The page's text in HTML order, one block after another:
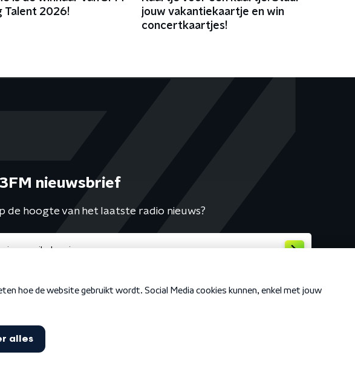
Talent 2026!
jouw vakantiekaartje en win
concertkaartjes!
3FM nieuwsbrief
de hoogte van het laatste radio nieuws?